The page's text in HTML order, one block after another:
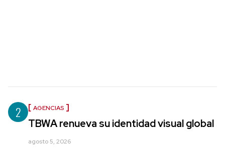
2 AGENCIAS
TBWA renueva su identidad visual global
agosto 5, 2026